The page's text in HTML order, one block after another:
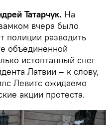
Татарчук. На
вчера было
полиции разводить
объединенной
истоптанный снег
Латвии – к слову,
Левитс ожидаемо
акции протеста.